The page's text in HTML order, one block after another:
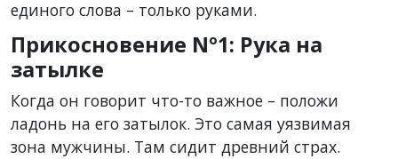
единого слова – только руками.
Прикосновение Nº1: Рука на
затылке
Когда он говорит что-то важное – положи
ладонь на его затылок. Это самая уязвимая
зона мужчины. Там сидит древний‌ страх.